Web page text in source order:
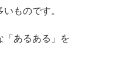
ものです。
「あるある」を